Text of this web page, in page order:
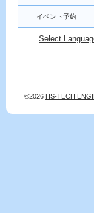
イベント予約
Select
©2026 HS-TECH